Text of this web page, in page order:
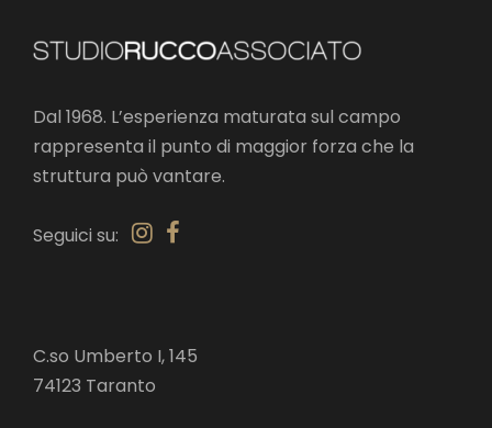
Dal 1968. L’esperienza maturata sul campo
rappresenta il punto di maggior forza che la
struttura può vantare.
Seguici su:
C.so Umberto I, 145
74123 Taranto